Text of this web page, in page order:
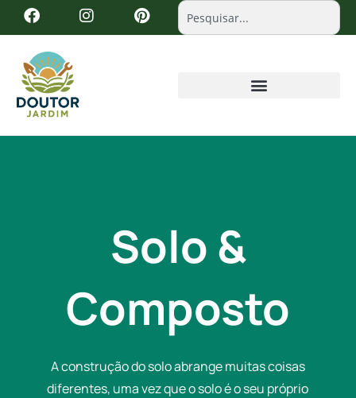
Solo &
Composto
A construção do solo abrange muitas coisas
diferentes, uma vez que o solo é o seu próprio